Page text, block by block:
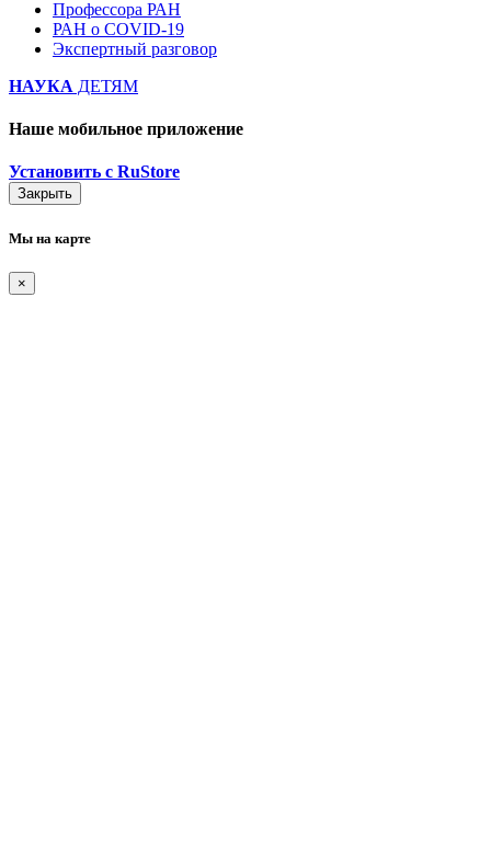
Профессора РАН
РАН о COVID-19
Экспертный разговор
НАУКА ДЕТЯМ
Наше мобильное приложение
Установить с RuStore
Закрыть
Мы на карте
×